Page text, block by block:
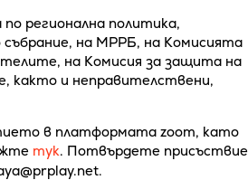
регионална политика,
на МРРБ, на Комисията
на Комисия за защита на
както и неправителствени,
в платформата zoom, като
тук. Потвърдете присъствие